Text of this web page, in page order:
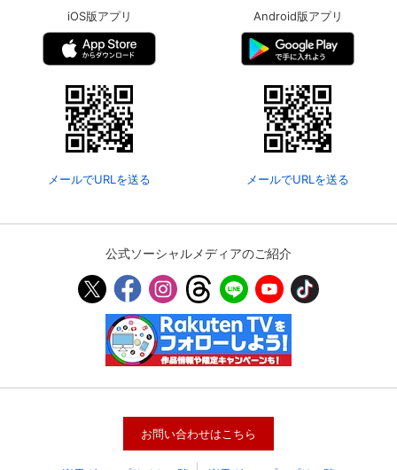
会員情報
基本情報、本人連絡先、パスワード 、クレ
決済方法の変更が可能です。
iOS版アプリ
メールでURLを送る
Android版アプリ
メールでURLを送る
公式ソーシャルメディアのご紹介
お問い合わせはこちら